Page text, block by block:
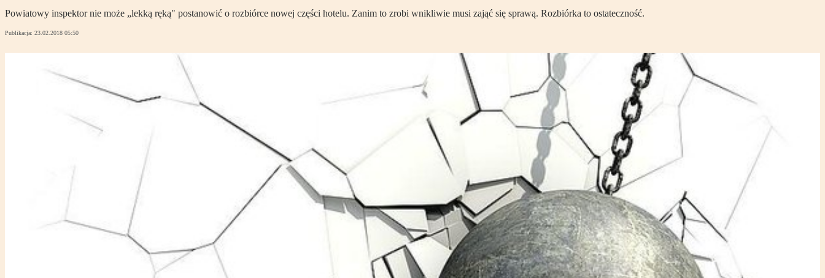
Powiatowy inspektor nie może „lekką ręką" postanowić o rozbiórce nowej części hotelu. Zanim to zrobi wnikliwie musi zająć się sprawą. Rozbiórka to ostateczność.
Publikacja: 23.02.2018 05:50